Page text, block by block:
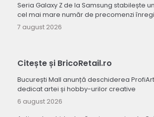
Seria Galaxy Z de la Samsung stabilește
cel mai mare număr de precomenzi
7 august 2026
Citește și BricoRetail.ro
București Mall anunță deschiderea
dedicat artei și hobby-urilor creative
6 august 2026